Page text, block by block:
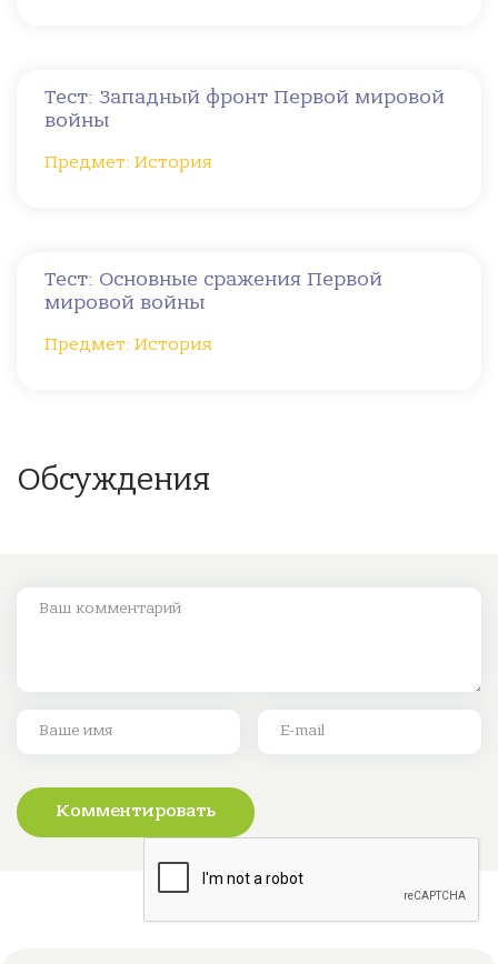
Тест: Западный фронт Первой мировой
войны
Предмет: История
Тест: Основные сражения Первой
мировой войны
Предмет: История
Обсуждения
Комментировать